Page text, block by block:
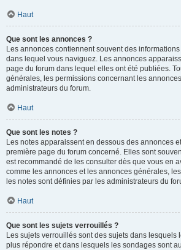
Haut
Que sont les annonces ?
Les annonces contiennent souvent des
dans lequel vous naviguez. Les annonces
page du forum dans lequel elles ont été publiées.
générales, les permissions concernant les
administrateurs du forum.
Haut
Que sont les notes ?
Les notes apparaissent en dessous des annonces
première page du forum concerné. Elles sont
est recommandé de les consulter dès que vous en
comme les annonces et les annonces générales,
les notes sont définies par les administrateurs du
Haut
Que sont les sujets verrouillés ?
Les sujets verrouillés sont des sujets dans lesquels
plus répondre et dans lesquels les sondages sont